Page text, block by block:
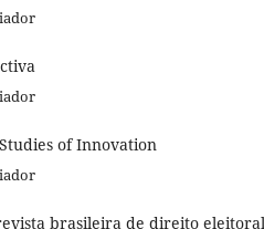
of Innovation
brasileira de direito